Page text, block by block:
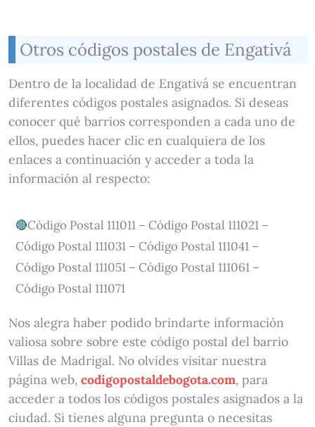
Otros códigos postales de Engativá
Dentro de la localidad de Engativá se encuentran
diferentes códigos postales asignados. Si deseas
conocer qué barrios corresponden a cada uno de
ellos, puedes hacer clic en cualquiera de los
enlaces a continuación y acceder a toda la
información al respecto:
Código Postal 111011 – Código Postal 111021 –
Código Postal 111031 – Código Postal 111041 –
Código Postal 111051 – Código Postal 111061 –
Código Postal 111071
Nos alegra haber podido brindarte información
valiosa sobre sobre este código postal del barrio
Villas de Madrigal. No olvides visitar nuestra
página web, codigopostaldebogota.com, para
acceder a todos los códigos postales asignados a la
ciudad. Si tienes alguna pregunta o necesitas